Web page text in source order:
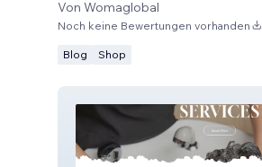
Von Womaglobal
Noch keine Bewertungen vorhanden
Blog Shop